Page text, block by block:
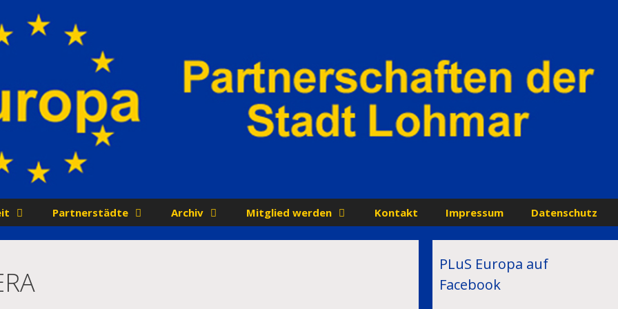
Partnerstädte Archiv Mitglied werden Kontakt Impressum Datenschutz
PLuS Europa auf
Facebook